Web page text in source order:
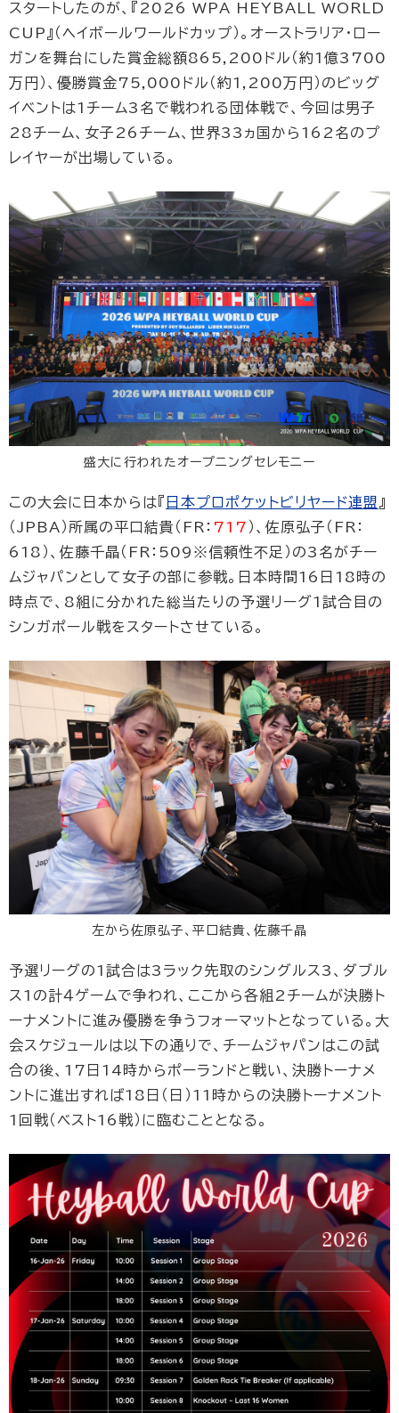
スタートしたのが、『2026 WPA HEYBALL WORLD
CUP』（ヘイボールワールドカップ）。オーストラリア・ロー
ガンを舞台にした賞金総額865,200ドル（約1億3700
万円）、優勝賞金75,000ドル（約1,200万円）のビッグ
イベントは1チーム3名で戦われる団体戦で、今回は男子
28チーム、女子26チーム、世界33ヵ国から162名のプ
レイヤーが出場している。
盛大に行われたオープニングセレモニー
この大会に日本からは『 日本プロポケットビリヤード連盟 』
（JPBA）所属の平口結貴（FR： 717 ）、佐原弘子（FR：
618）、佐藤千晶（FR：509※信頼性不足）の3名がチー
ムジャパンとして女子の部に参戦。日本時間16日18時の
時点で、8組に分かれた総当たりの予選リーグ1試合目の
シンガポール戦をスタートさせている。
左から佐原弘子、平口結貴、佐藤千晶
予選リーグの1試合は3ラック先取のシングルス3、ダブル
ス1の計４ゲームで争われ、ここから各組2チームが決勝ト
ーナメントに進み優勝を争うフォーマットとなっている。大
会スケジュールは以下の通りで、チームジャパンはこの試
合の後、17日14時からポーランドと戦い、決勝トーナメ
ントに進出すれば18日（日）11時からの決勝トーナメント
1回戦（ベスト16戦）に臨むこととなる。